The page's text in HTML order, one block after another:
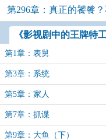
第296章：真正的饕餮
《影视剧中的王牌特
第1章：表舅
第3章：系统
第5章：家人
第7章：抓谍
第9章：大鱼（下）